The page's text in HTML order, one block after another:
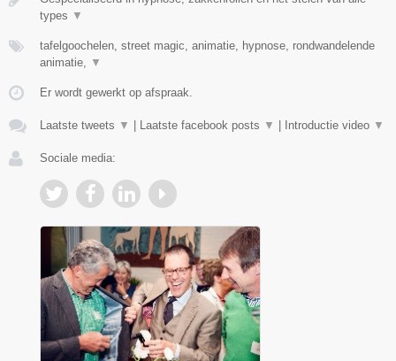
types ▼
tafelgoochelen, street magic, animatie, hypnose, rondwandelende
animatie,
▼
Er wordt gewerkt op afspraak.
Laatste tweets ▼ | Laatste facebook posts ▼ | Introductie video ▼
Sociale media: